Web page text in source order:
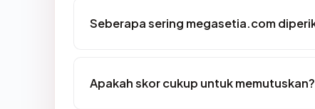
Seberapa sering megasetia.com
Apakah skor cukup untuk memutuskan?